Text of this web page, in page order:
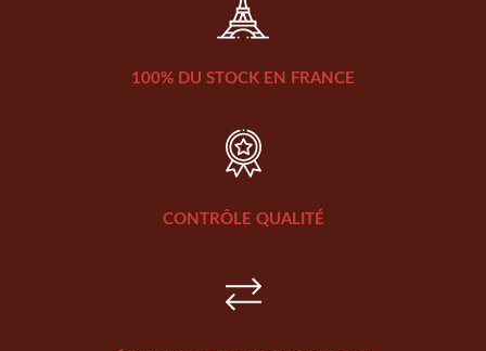
100% DU STOCK EN FRANCE
CONTRÔLE QUALITÉ